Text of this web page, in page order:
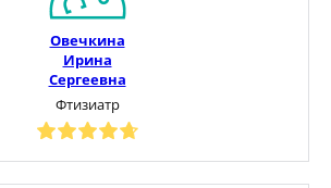
Овечкина
Ирина
Сергеевна
Фтизиатр